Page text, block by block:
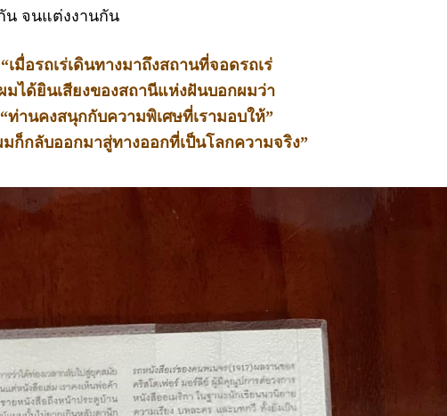
น จนแต่งงานกัน
“เมื่อรถเร่เดินทางมาถึงสถานที่จอดรถเร่
มได้ยินเสียงของสถานีแห่งฝันบอกผมว่า
“ท่านคงสนุกกับความพิเศษที่เรามอบให้”
ก็กลับออกมาสู่ทางออกที่เป็นโลกความจริง”